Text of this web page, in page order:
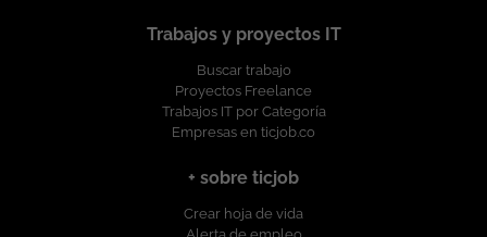
Trabajos y proyectos IT
Buscar trabajo
Proyectos Freelance
Trabajos IT por Categoría
Empresas en ticjob.co
+ sobre ticjob
Crear hoja de vida